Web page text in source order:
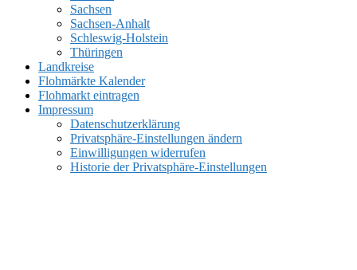
Sachsen
Sachsen-Anhalt
Schleswig-Holstein
Thüringen
Landkreise
Flohmärkte Kalender
Flohmarkt eintragen
Impressum
Datenschutzerklärung
Privatsphäre-Einstellungen ändern
Einwilligungen widerrufen
Historie der Privatsphäre-Einstellungen